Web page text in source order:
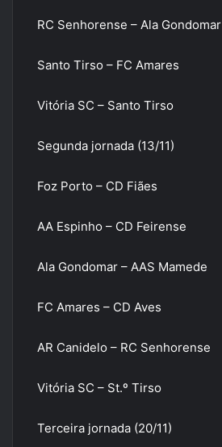
RC Senhorense – Ala Gondomar
Santo Tirso – FC Amares
Vitória SC – Santo Tirso
Segunda jornada (13/11)
Foz Porto – CD Fiães
AA Espinho – CD Feirense
Ala Gondomar – AAS Mamede
FC Amares – CD Aves
AR Canidelo – RC Senhorense
Vitória SC – St.º Tirso
Terceira jornada (20/11)